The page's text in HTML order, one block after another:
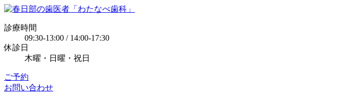
診療時間
09:30-13:00 / 14:00-17:30
休診日
木曜・日曜・祝日
ご予約
お問い合わせ